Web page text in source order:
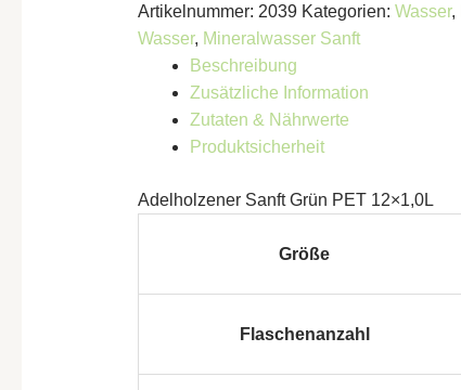
Artikelnummer: 2039 Kategorien: Wasser,
Wasser, Mineralwasser Sanft
Beschreibung
Zusätzliche Information
Zutaten & Nährwerte
Produktsicherheit
Adelholzener Sanft Grün PET 12×1,0L
Größe
Flaschenanzahl